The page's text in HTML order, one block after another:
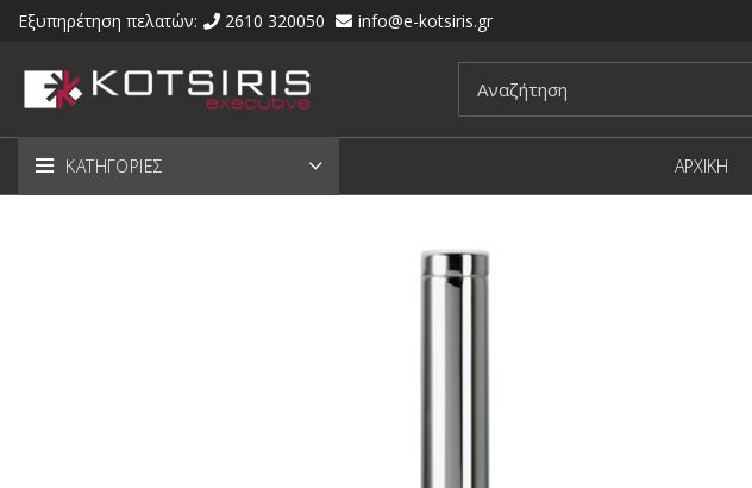
Εξυπηρέτηση πελατών: 2610 320050 info@e-kotsiris.gr
ΚΑΤΗΓΟΡΙΕΣ ΑΡΧΙΚΗ